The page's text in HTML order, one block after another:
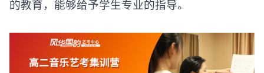
的教育，能够给予学生专业的指导。